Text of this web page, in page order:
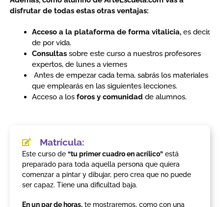
disfrutar de todas estas otras ventajas:
Acceso a la plataforma de forma vitalicia, es decir,
de por vida.
Consultas sobre este curso a nuestros profesores
expertos, de lunes a viernes
Antes de empezar cada tema, sabrás los materiales
que emplearás en las siguientes lecciones.
Acceso a los foros y comunidad de alumnos.
Matrícula:
Este curso de “tu primer cuadro en acrílico” está
preparado para toda aquella persona que quiera
comenzar a pintar y dibujar, pero crea que no puede
ser capaz. Tiene una dificultad baja.
En un par de horas, te mostraremos, como con una